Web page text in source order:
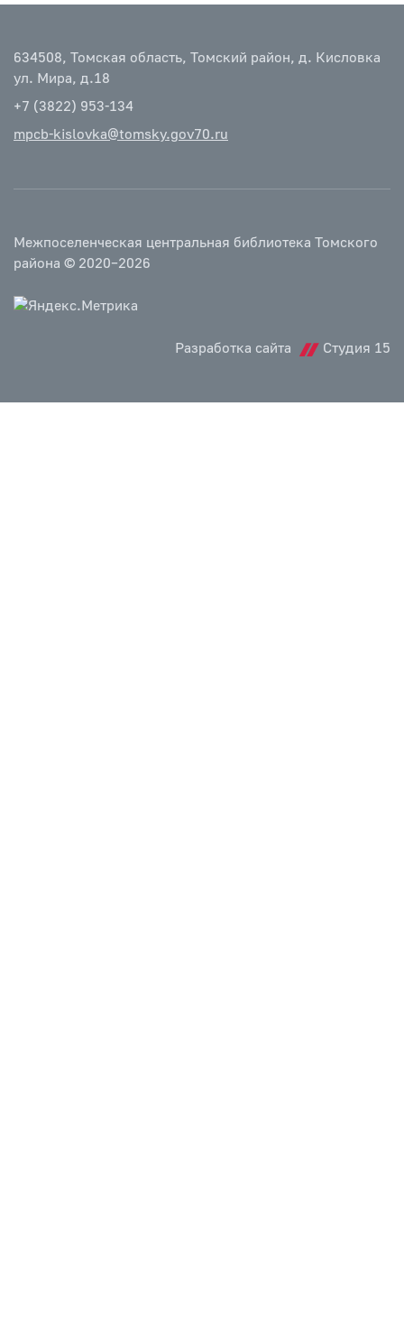
634508, Томская область, Томский район, д. Кисловка
ул. Мира, д.18
+7 (3822) 953-134
mpcb-kislovka@tomsky.gov70.ru
Межпоселенческая центральная библиотека Томского
района © 2020–2026
Разработка сайта Студия 15